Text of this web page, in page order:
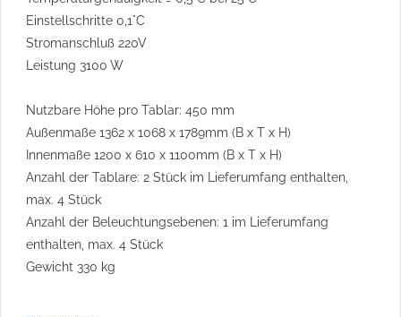
Einstellschritte 0,1°C
Stromanschluß 220V
Leistung 3100 W
Nutzbare Höhe pro Tablar: 450 mm
Außenmaße 1362 x 1068 x 1789mm (B x T x H)
Innenmaße 1200 x 610 x 1100mm (B x T x H)
Anzahl der Tablare: 2 Stück im Lieferumfang enthalten,
max. 4 Stück
Anzahl der Beleuchtungsebenen: 1 im Lieferumfang
enthalten, max. 4 Stück
Gewicht 330 kg